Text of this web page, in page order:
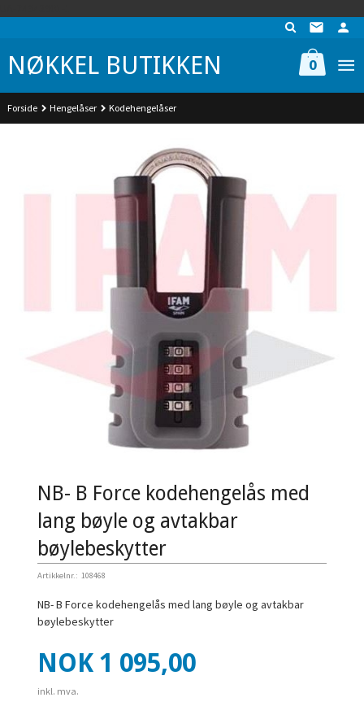
NØKKEL BUTIKKEN 0
Forside Hengelåser Kodehengelåser
NB- B Force kodehengelås med
lang bøyle og avtakbar
bøylebeskytter
Artikkelnr.: 108468
NB- B Force kodehengelås med lang bøyle og avtakbar
bøylebeskytter
Pris
NOK 1 095,00
inkl. mva.